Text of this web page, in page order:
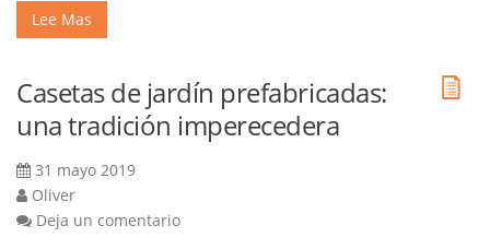
Lee Mas
Casetas de jardín prefabricadas:
una tradición imperecedera
31 mayo 2019
Oliver
Deja un comentario